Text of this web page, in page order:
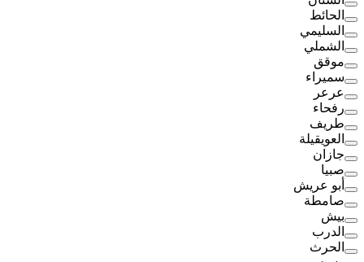
الحائط
السليمي
الشملي
موقق
سميراء
عرعر
رفحاء
طريف
العويقيلة
جازان
صبيا
أبو عريش
صامطة
بيش
الدرب
الحرث